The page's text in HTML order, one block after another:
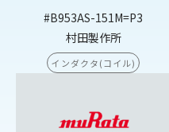
#B953AS-151M=P3
村田製作所
インダクタ(コイル)